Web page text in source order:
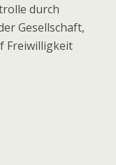
durch
Gesellschaft,
Freiwilligkeit